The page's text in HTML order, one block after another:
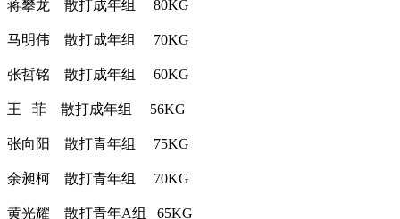
蒋攀龙 散打成年组 80KG
马明伟 散打成年组 70KG
张哲铭 散打成年组 60KG
王 菲 散打成年组 56KG
张向阳 散打青年组 75KG
余昶柯 散打青年组 70KG
黄光耀 散打青年A组 65KG